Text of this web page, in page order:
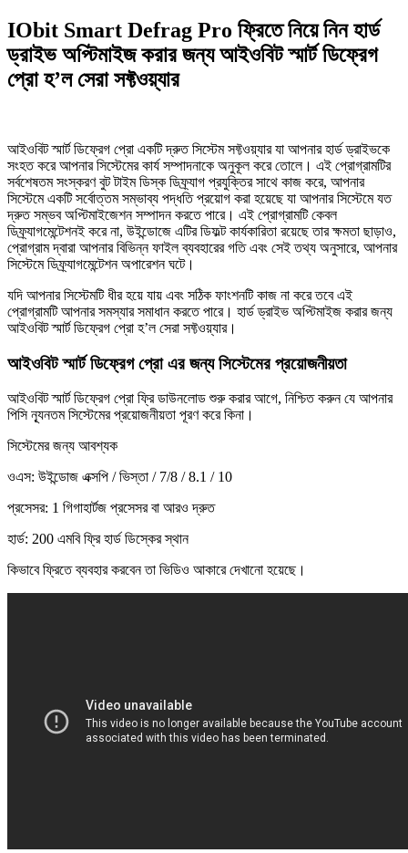
IObit Smart Defrag Pro ফ্রিতে নিয়ে নিন হার্ড
ড্রাইভ অপ্টিমাইজ করার জন্য আইওবিট স্মার্ট ডিফ্রেগ
প্রো হ’ল সেরা সফ্টওয়্যার
আইওবিট স্মার্ট ডিফ্রেগ প্রো একটি দ্রুত সিস্টেম সফ্টওয়্যার যা আপনার হার্ড ড্রাইভকে
সংহত করে আপনার সিস্টেমের কার্য সম্পাদনাকে অনুকূল করে তোলে। এই প্রোগ্রামটির
সর্বশেষতম সংস্করণ বুট টাইম ডিস্ক ডিফ্র্যাগ প্রযুক্তির সাথে কাজ করে, আপনার
সিস্টেমে একটি সর্বোত্তম সম্ভাব্য পদ্ধতি প্রয়োগ করা হয়েছে যা আপনার সিস্টেমে যত
দ্রুত সম্ভব অপ্টিমাইজেশন সম্পাদন করতে পারে। এই প্রোগ্রামটি কেবল
ডিফ্র্যাগমেন্টেশনই করে না, উইন্ডোজে এটির ডিফল্ট কার্যকারিতা রয়েছে তার ক্ষমতা ছাড়াও,
প্রোগ্রাম দ্বারা আপনার বিভিন্ন ফাইল ব্যবহারের গতি এবং সেই তথ্য অনুসারে, আপনার
সিস্টেমে ডিফ্র্যাগমেন্টেশন অপারেশন ঘটে।
যদি আপনার সিস্টেমটি ধীর হয়ে যায় এবং সঠিক ফাংশনটি কাজ না করে তবে এই
প্রোগ্রামটি আপনার সমস্যার সমাধান করতে পারে। হার্ড ড্রাইভ অপ্টিমাইজ করার জন্য
আইওবিট স্মার্ট ডিফ্রেগ প্রো হ’ল সেরা সফ্টওয়্যার।
আইওবিট স্মার্ট ডিফ্রেগ প্রো এর জন্য সিস্টেমের প্রয়োজনীয়তা
আইওবিট স্মার্ট ডিফ্রেগ প্রো ফ্রি ডাউনলোড শুরু করার আগে, নিশ্চিত করুন যে আপনার
পিসি ন্যূনতম সিস্টেমের প্রয়োজনীয়তা পূরণ করে কিনা।
সিস্টেমের জন্য আবশ্যক
ওএস: উইন্ডোজ এক্সপি / ভিস্তা / 7/8 / 8.1 / 10
প্রসেসর: 1 গিগাহার্টজ প্রসেসর বা আরও দ্রুত
হার্ড: 200 এমবি ফ্রি হার্ড ডিস্কের স্থান
কিভাবে ফ্রিতে ব্যবহার করবেন তা ভিডিও আকারে দেখানো হয়েছে।